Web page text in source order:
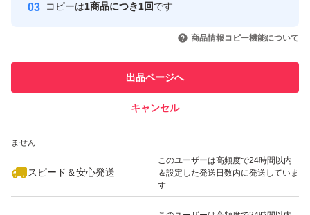
引を完了させた実績があります
での取引実績があります
ません
スピード＆安心発送
このユーザーは高頻度で24時間以内
＆設定した発送日数内に発送していま
す
コピーは1商品につき1回です
商品情報コピー機能について
出品ページへ
キャンセル